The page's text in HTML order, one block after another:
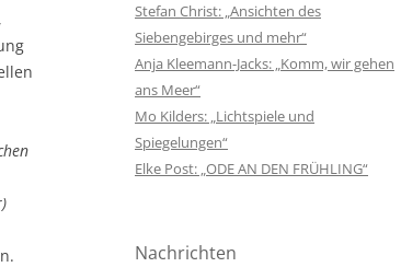
Stefan Christ: „Ansichten des
Siebengebirges und mehr“
Anja Kleemann-Jacks: „Komm, wir gehen
ans Meer“
Mo Kilders: „Lichtspiele und
Spiegelungen“
Elke Post: „ODE AN DEN FRÜHLING“
Nachrichten